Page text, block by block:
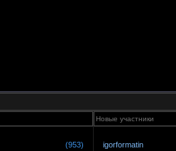
Новые участники
(953) igorformatin